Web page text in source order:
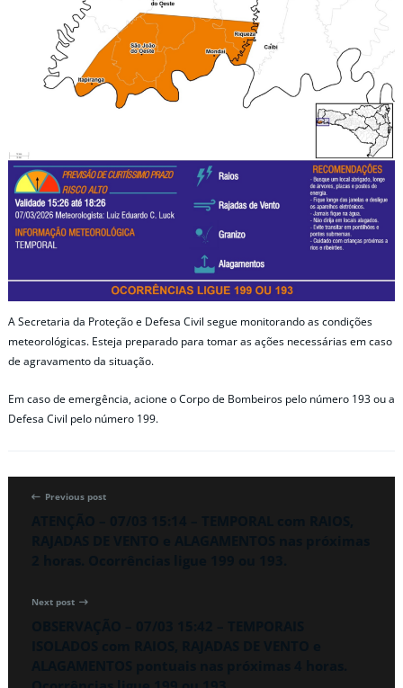
A Secretaria da Proteção e Defesa Civil segue monitorando as condições
meteorológicas. Esteja preparado para tomar as ações necessárias em caso
de agravamento da situação.
Em caso de emergência, acione o Corpo de Bombeiros pelo número 193 ou a
Defesa Civil pelo número 199.
Previous post
Next post